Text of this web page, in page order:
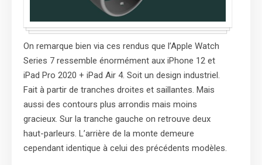
On remarque bien via ces rendus que l’Apple Watch
Series 7 ressemble énormément aux iPhone 12 et
iPad Pro 2020 + iPad Air 4. Soit un design industriel.
Fait à partir de tranches droites et saillantes. Mais
aussi des contours plus arrondis mais moins
gracieux. Sur la tranche gauche on retrouve deux
haut-parleurs. L’arrière de la monte demeure
cependant identique à celui des précédents modèles.